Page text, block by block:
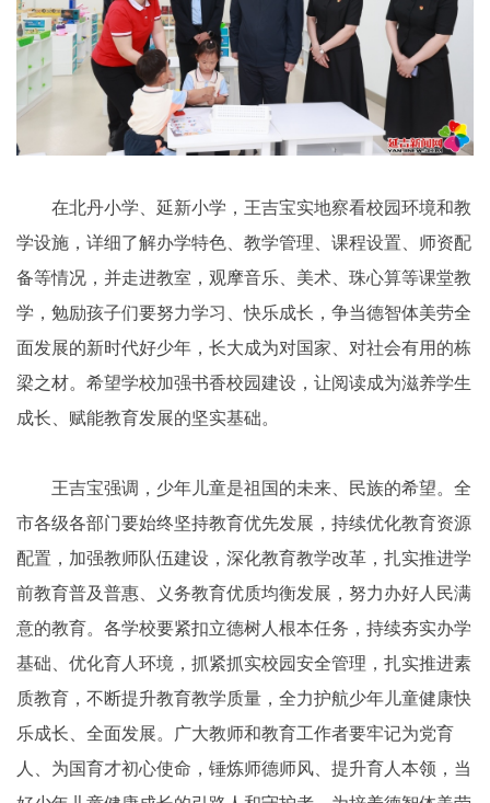
在北丹小学、延新小学，王吉宝实地察看校园环境和教
学设施，详细了解办学特色、教学管理、课程设置、师资配
备等情况，并走进教室，观摩音乐、美术、珠心算等课堂教
学，勉励孩子们要努力学习、快乐成长，争当德智体美劳全
面发展的新时代好少年，长大成为对国家、对社会有用的栋
梁之材。希望学校加强书香校园建设，让阅读成为滋养学生
成长、赋能教育发展的坚实基础。
王吉宝强调，少年儿童是祖国的未来、民族的希望。全
市各级各部门要始终坚持教育优先发展，持续优化教育资源
配置，加强教师队伍建设，深化教育教学改革，扎实推进学
前教育普及普惠、义务教育优质均衡发展，努力办好人民满
意的教育。各学校要紧扣立德树人根本任务，持续夯实办学
基础、优化育人环境，抓紧抓实校园安全管理，扎实推进素
质教育，不断提升教育教学质量，全力护航少年儿童健康快
乐成长、全面发展。广大教师和教育工作者要牢记为党育
人、为国育才初心使命，锤炼师德师风、提升育人本领，当